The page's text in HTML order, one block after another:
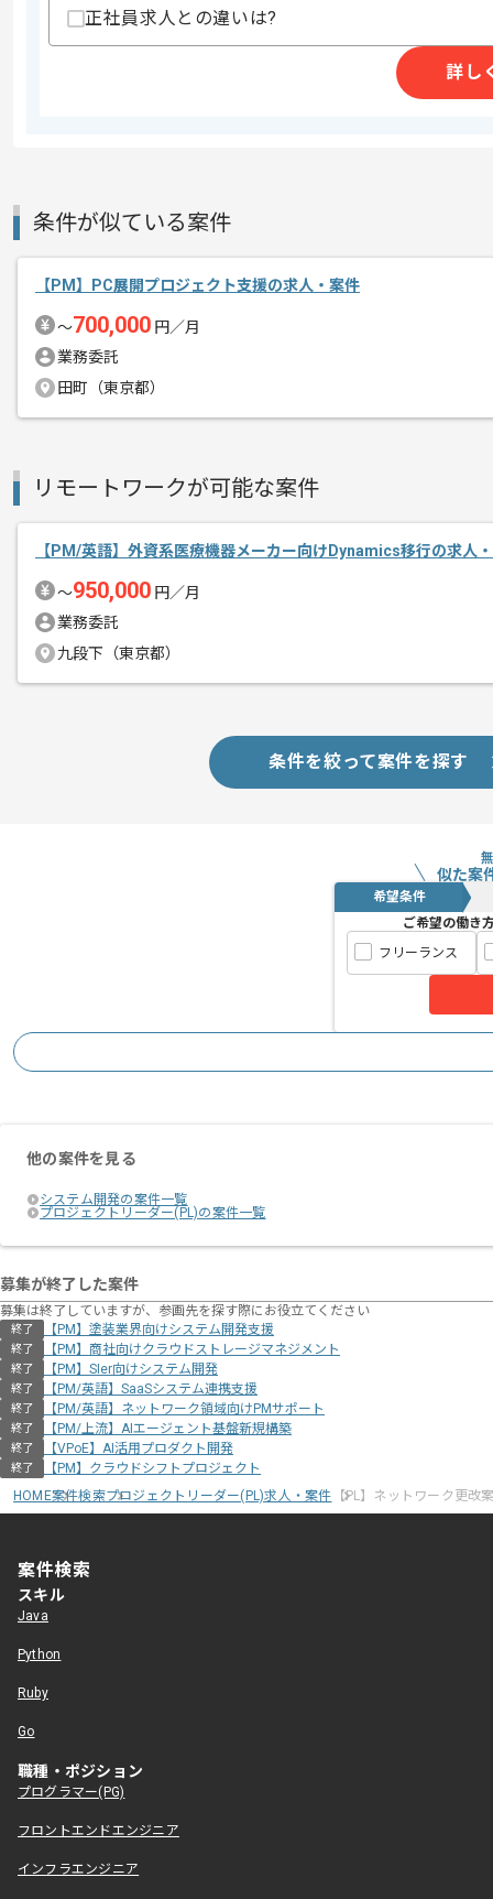
その他募集要項
募集人数
1人
エージェントからのコ
複数案件を保有している企業ですので、
ご経験と実績に応じてスライド案件の
新しいアイディアや技術を積極的に導入
基本的には一部リモート作業を見込んで
正社員求人との違いは?
詳し
条件が似ている案件
【PM】PC展開プロジェクト支援の求人・案件
〜700,000 円／月
業務委託
田町（東京都）
リモートワークが可能な案件
【PM/英語】外資系医療機器メーカー向けDynamics移行の求人
〜950,000 円／月
業務委託
九段下（東京都）
条件を絞って案件を探す
似た案
希望条件
ご希望の働き
フリーランス
他の案件を見る
システム開発の案件一覧
プロジェクトリーダー(PL)の案件一覧
募集が終了した案件
募集は終了していますが、参画先を探す際にお役立てください
終了 【PM】塗装業界向けシステム開発支援
終了 【PM】商社向けクラウドストレージマネジメント
終了 【PM】SIer向けシステム開発
終了 【PM/英語】SaaSシステム連携支援
終了 【PM/英語】ネットワーク領域向けPMサポート
終了 【PM/上流】AIエージェント基盤新規構築
終了 【VPoE】AI活用プロダクト開発
終了
【PM】クラウドシフトプロジェクト
HOME案件検索プロジェクトリーダー(PL)求人・案件 【PL】ネットワーク更改
案件検索
スキル
Java
Python
Ruby
Go
職種・ポジション
プログラマー(PG)
フロントエンドエンジニア
インフラエンジニア